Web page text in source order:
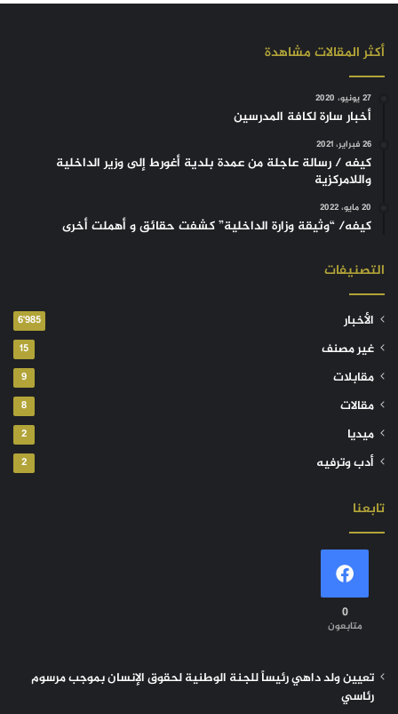
أكثر المقالات مشاهدة
27 يونيو، 2020
أخبار سارة لكافة المدرسين
26 فبراير، 2021
كيفه / رسالة عاجلة من عمدة بلدية أغورط إلى وزير الداخلية
واللامركزية
20 مايو، 2022
كيفه/ “وثيقة وزارة الداخلية” كشفت حقائق و أهملت أخرى
التصنيفات
الأخبار 6٬985
غير مصنف 15
مقابلات 9
مقالات 8
ميديا 2
أدب وترفيه 2
تابعنا
0
متابعون
تعيين ولد داهي رئيساً للجنة الوطنية لحقوق الإنسان بموجب مرسوم
رئاسي